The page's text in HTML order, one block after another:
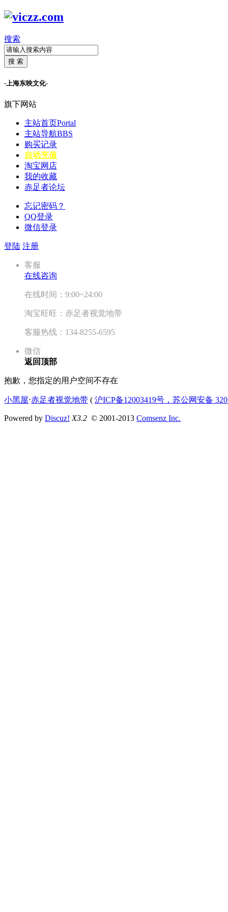
搜索
搜 索
-上海东映文化-
旗下网站
主站首页Portal
主站导航BBS
购买记录
自动充值
淘宝网店
我的收藏
赤足者论坛
忘记密码？
QQ登录
微信登录
登陆 注册
客服
在线咨询
在线时间：9:00~24:00
淘宝旺旺：赤足者视觉地带
客服热线：134-8255-6595
微信
返回顶部
抱歉，您指定的用户空间不存在
小黑屋⋅赤足者视觉地带 ( 沪ICP备12003419号，苏公网安备
Powered by Discuz! X3.2 © 2001-2013 Comsenz Inc.